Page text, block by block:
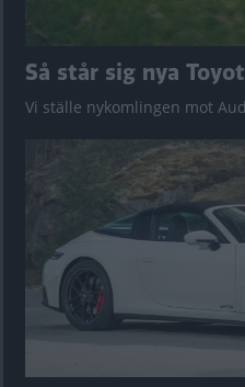
Så står sig nya
Vi ställe nykomlingen mot